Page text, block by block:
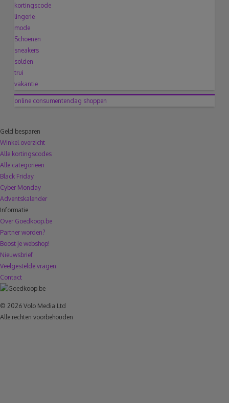
kortingscode
lingerie
mode
Schoenen
sneakers
solden
trui
vakantie
online consumentendag shoppen
Geld besparen
Winkel overzicht
Alle kortingscodes
Alle categorieën
Black Friday
Cyber Monday
Adventskalender
Informatie
Over Goedkoop.be
Partner worden?
Boost je webshop!
Nieuwsbrief
Veelgestelde vragen
Contact
© 2026 Volo Media Ltd
Alle rechten voorbehouden